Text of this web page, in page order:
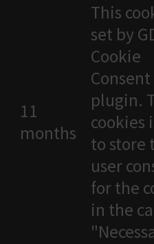
11
months
This
set by
Cookie
Consent
plugin.
cookies
to store
user
for the
in the